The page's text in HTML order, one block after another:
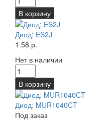
В корзину
Диод: ES2J
1.58 р.
Нет в наличии
В корзину
Диод: MUR1040CT
Под заказ